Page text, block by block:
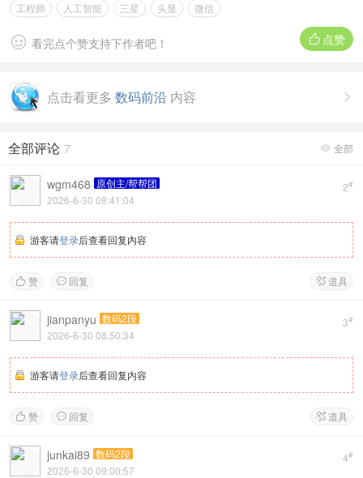
工程师 人工智能 三星 头显 微信
 点赞
 看完点个赞支持下作者吧！

点击看更多 数码前沿 内容
 全部
全部评论 7
2#
wgm468 原创主/帮帮团
2026-6-30 08:41:04
游客请登录后查看回复内容
 赞  回复  道具
3#
jianpanyu 数码2段
2026-6-30 08:50:34
游客请登录后查看回复内容
 赞  回复  道具
4#
junkai89 数码2段
2026-6-30 09:00:57